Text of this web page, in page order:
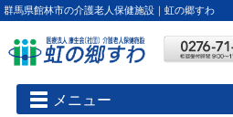
群馬県館林市の介護老人保健施設｜虹の郷すわ
メニュー